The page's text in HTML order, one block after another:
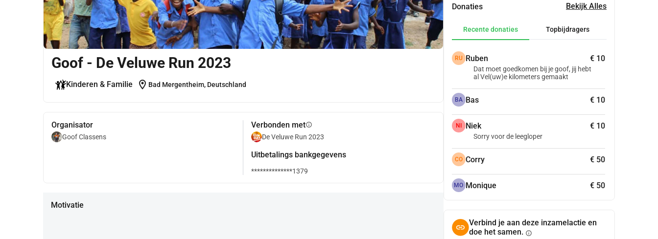
Goof - De Veluwe Run 2023
Kinderen & Familie location_on Bad Mergentheim, Deutschland
Organisator
Goof Classens
Verbonden metinfo
De Veluwe Run 2023
Uitbetalings bankgegevens
**************1379
Motivatie
Donaties Bekijk Alles
Recente donaties Topbijdragers
RU Ruben € 10
Dat moet goedkomen bij je goof, jij hebt
al Vel(uw)e kilometers gemaakt
BA Bas € 10
NI Niek € 10
Sorry voor de leegloper
CO Corry € 50
MO Monique € 50
Verbind je aan deze inzamelactie en
doe het samen. info